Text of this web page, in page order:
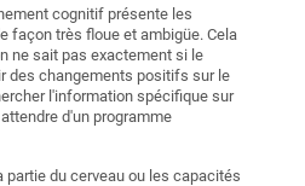
cognitif présente les
façon très floue et ambigüe. Cela
ne sait pas exactement si le
des changements positifs sur le
l'information spécifique sur
d'un programme
partie du cerveau ou les capacités